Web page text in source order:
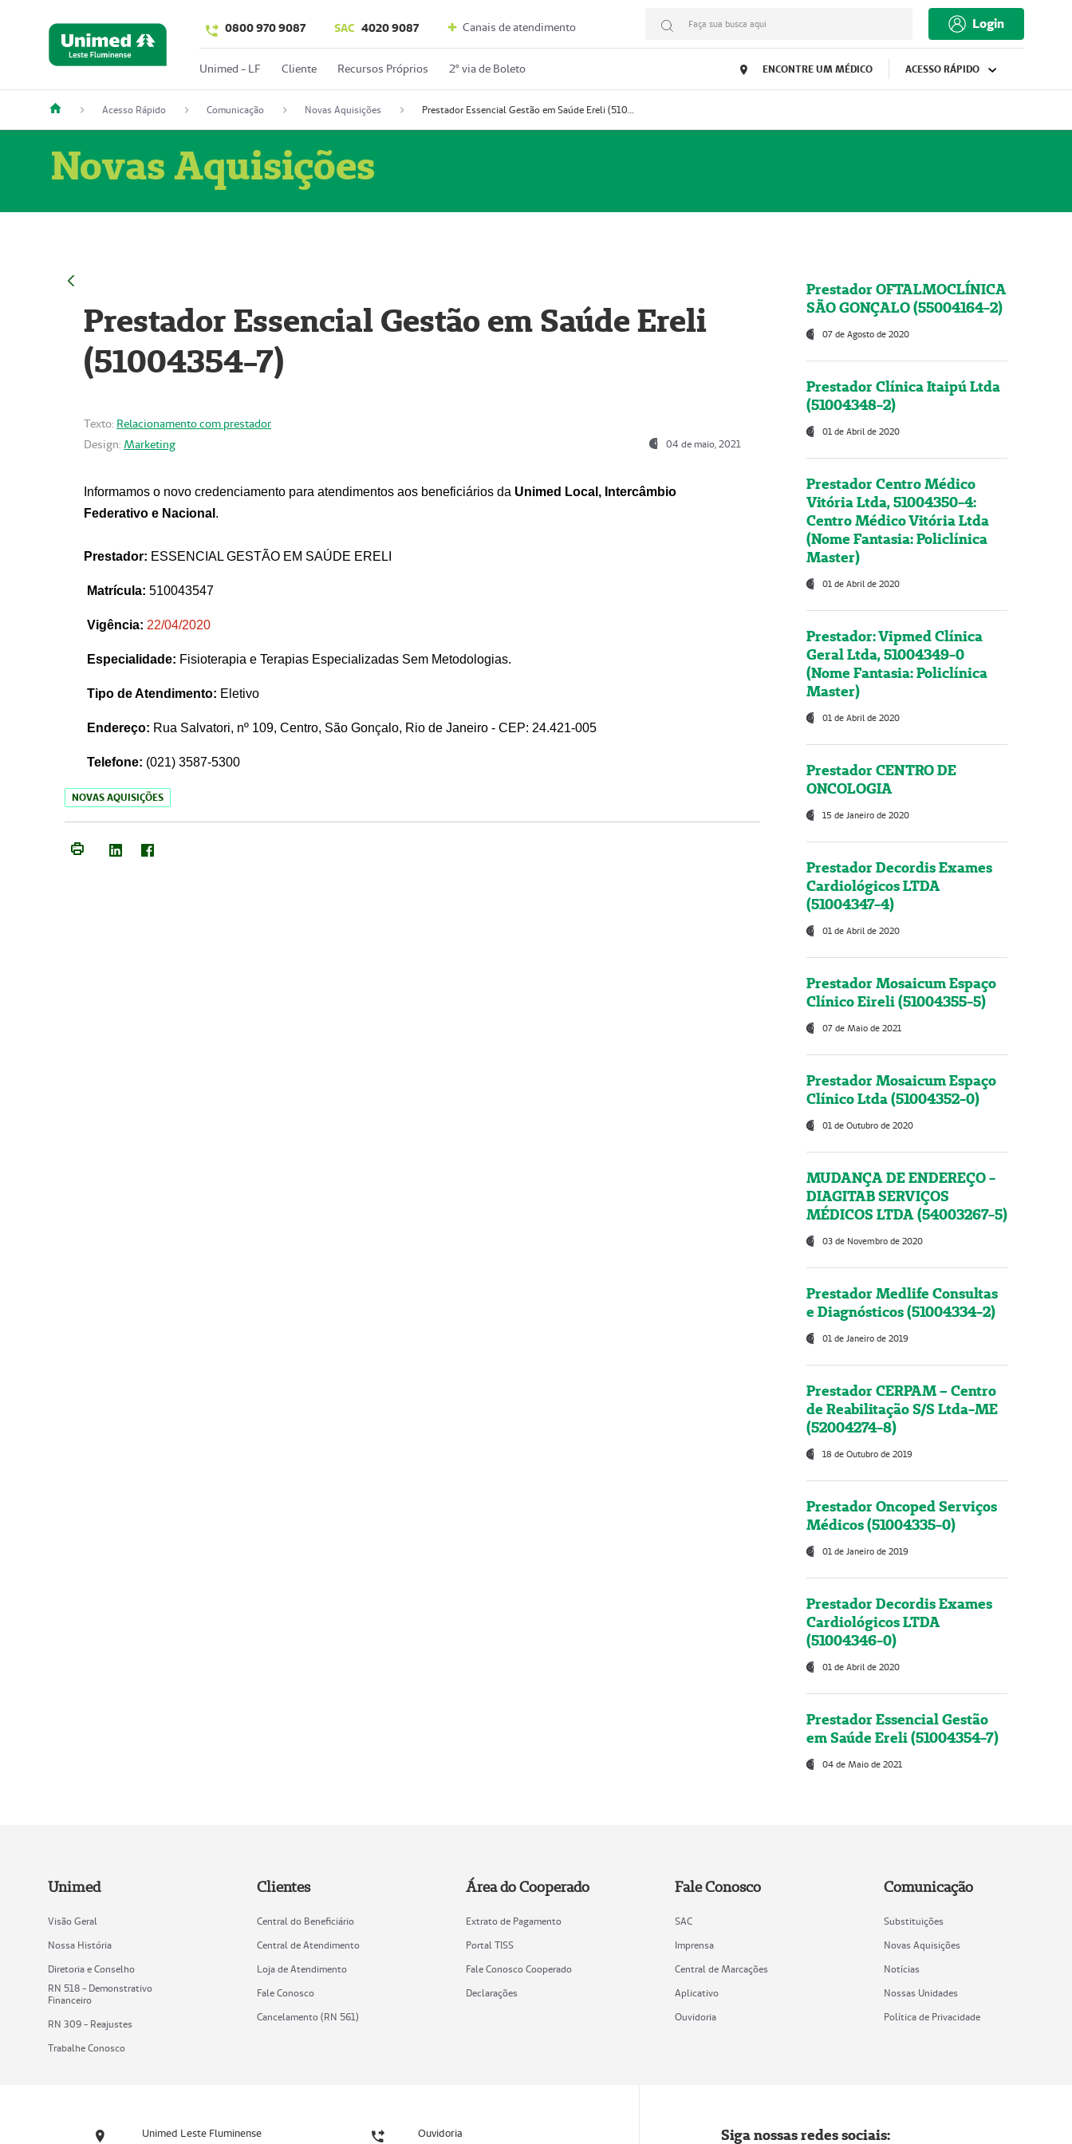
0800 970 9087 SAC 4020 9087 Canais de atendimento Faça sua busca aqui Login
Unimed - LF Cliente Recursos Próprios 2º via de Boleto ENCONTRE UM MÉDICO ACESSO RÁPIDO
Acesso Rápido Comunicação Novas Aquisições Prestador Essencial Gestão em Saúde Ereli (51004354-7)
Novas Aquisições
Prestador Essencial Gestão em Saúde Ereli
(51004354-7)
Texto: Relacionamento com prestador
Design: Marketing 04 de maio, 2021
Informamos o novo credenciamento para atendimentos aos beneficiários da Unimed Local, Intercâmbio
Federativo e Nacional .
Prestador: ESSENCIAL GESTÃO EM SAÚDE ERELI
Matrícula: 510043547
Vigência: 22/04/2020
Especialidade: Fisioterapia e Terapias Especializadas Sem Metodologias.
Tipo de Atendimento: Eletivo
Endereço: Rua Salvatori, nº 109, Centro, São Gonçalo, Rio de Janeiro - CEP: 24.421-005
Telefone: (021) 3587-5300
NOVAS AQUISIÇÕES
Prestador OFTALMOCLÍNICA
SÃO GONÇALO (55004164-2)
07 de Agosto de 2020
Prestador Clínica Itaipú Ltda
(51004348-2)
01 de Abril de 2020
Prestador Centro Médico
Vitória Ltda, 51004350-4:
Centro Médico Vitória Ltda
(Nome Fantasia: Policlínica
Master)
01 de Abril de 2020
Prestador: Vipmed Clínica
Geral Ltda, 51004349-0
(Nome Fantasia: Policlínica
Master)
01 de Abril de 2020
Prestador CENTRO DE
ONCOLOGIA
15 de Janeiro de 2020
Prestador Decordis Exames
Cardiológicos LTDA
(51004347-4)
01 de Abril de 2020
Prestador Mosaicum Espaço
Clínico Eireli (51004355-5)
07 de Maio de 2021
Prestador Mosaicum Espaço
Clínico Ltda (51004352-0)
01 de Outubro de 2020
MUDANÇA DE ENDEREÇO -
DIAGITAB SERVIÇOS
MÉDICOS LTDA (54003267-5)
03 de Novembro de 2020
Prestador Medlife Consultas
e Diagnósticos (51004334-2)
01 de Janeiro de 2019
Prestador CERPAM – Centro
de Reabilitação S/S Ltda-ME
(52004274-8)
18 de Outubro de 2019
Prestador Oncoped Serviços
Médicos (51004335-0)
01 de Janeiro de 2019
Prestador Decordis Exames
Cardiológicos LTDA
(51004346-0)
01 de Abril de 2020
Prestador Essencial Gestão
em Saúde Ereli (51004354-7)
04 de Maio de 2021
Unimed
Visão Geral
Nossa História
Diretoria e Conselho
RN 518 - Demonstrativo
Financeiro
RN 309 - Reajustes
Trabalhe Conosco
Clientes
Central do Beneficiário
Central de Atendimento
Loja de Atendimento
Fale Conosco
Cancelamento (RN 561)
Área do Cooperado
Extrato de Pagamento
Portal TISS
Fale Conosco Cooperado
Declarações
Fale Conosco
SAC
Imprensa
Central de Marcações
Aplicativo
Ouvidoria
Comunicação
Substituições
Novas Aquisições
Notícias
Nossas Unidades
Política de Privacidade
Unimed Leste Fluminense Ouvidoria Siga nossas redes sociais: